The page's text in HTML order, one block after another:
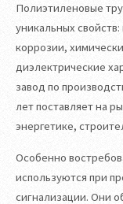
Полиэтиленовые
уникальных
коррозии,
диэлектрические
завод по
лет поставляет на
энергетике,
Особенно
используются при
сигнализации. Они